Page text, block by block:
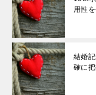
用性
結婚
確に